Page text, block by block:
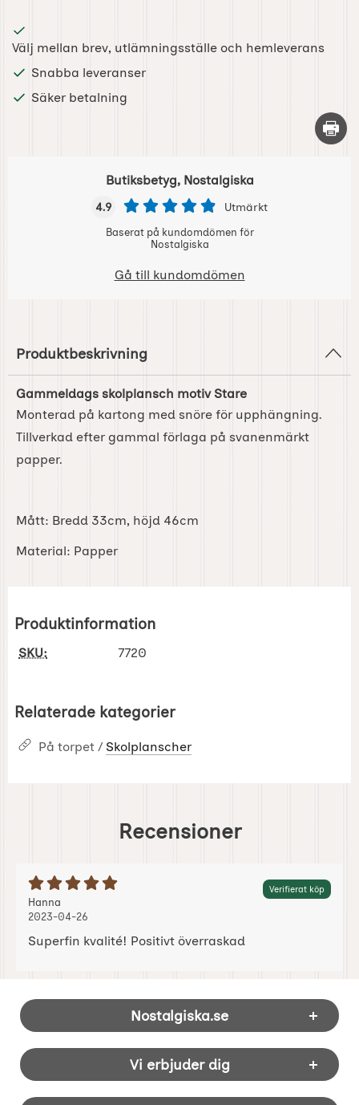
Välj mellan brev, utlämningsställe och hemleverans
Snabba leveranser
Säker betalning
Skriv
Butiksbetyg, Nostalgiska
4.9 Utmärkt
Baserat på kundomdömen för
Nostalgiska
Gå till kundomdömen
Produktbeskrivning
Gammeldags skolplansch motiv Stare
Monterad på kartong med snöre för upphängning.
Tillverkad efter gammal förlaga på svanenmärkt
papper.
Mått: Bredd 33cm, höjd 46cm
Material: Papper
Produktinformation
SKU: 7720
Relaterade kategorier
På torpet / Skolplanscher
Recensioner
Betyg: 5 Stjärnor av 5 Verifierat köp
Recension av:
Hanna
2023-04-26
Superfin kvalité! Positivt överraskad
Sidfot Blandad info och länkar
Nostalgiska.se
Vi erbjuder dig